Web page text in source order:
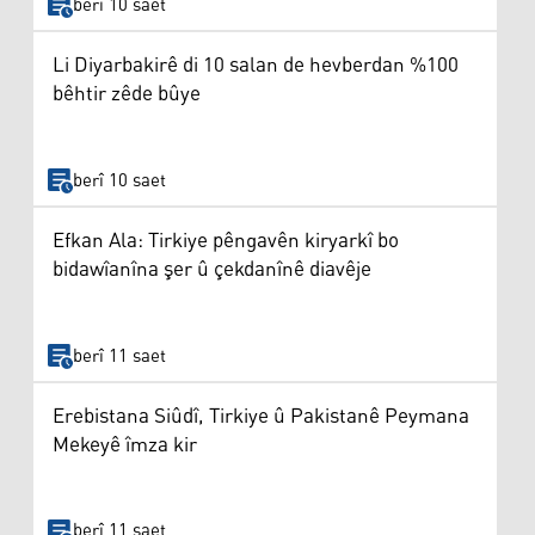
Li Diyarbakirê di 10 salan de hevberdan %100
bêhtir zêde bûye
berî 10 saet
Efkan Ala: Tirkiye pêngavên kiryarkî bo
bidawîanîna şer û çekdanînê diavêje
berî 11 saet
Erebistana Siûdî, Tirkiye û Pakistanê Peymana
Mekeyê îmza kir